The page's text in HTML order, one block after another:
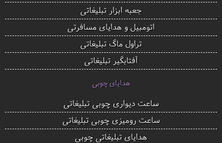
جعبه ابزار تبلیغاتی
اتومبیل و هدایای مسافرتی
تراول ماگ تبلیغاتی
آفتابگیر تبلیغاتی
هدایای چوبی
ساعت دیواری چوبی تبلیغاتی
ساعت رومیزی چوبی تبلیغاتی
هدایای تبلیغاتی چوبی